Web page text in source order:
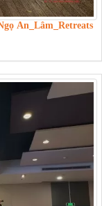
An_Lâm_Retreats